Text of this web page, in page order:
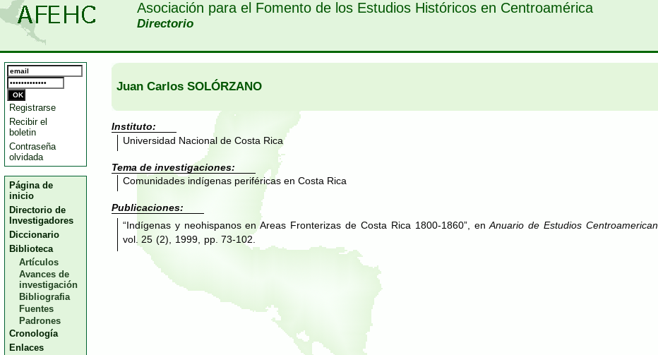
Asociación para el Fomento de los Estudios Históricos en Centroamérica
Directorio
Registrarse
Recibir el
boletin
Contraseña
olvidada
Página de
inicio
Directorio de
Investigadores
Diccionario
Biblioteca
Artículos
Avances de
investigación
Bibliografia
Fuentes
Padrones
Cronología
Enlaces
Juan Carlos SOLÓRZANO
Instituto:
Universidad Nacional de Costa Rica
Tema de investigaciones:
Comunidades indígenas periféricas en Costa Rica
Publicaciones:
“Indígenas y neohispanos en Areas Fronterizas de Costa Rica 1800-1860”, enAnuario de Estudios
vol. 25 (2), 1999, pp. 73-102.